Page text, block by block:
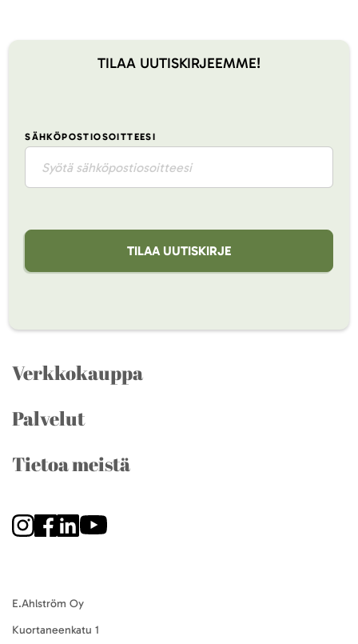
TILAA UUTISKIRJEEMME!
SÄHKÖPOSTIOSOITTEESI
TILAA UUTISKIRJE
Verkkokauppa
Palvelut
Tietoa meistä
E.Ahlström Oy
Kuortaneenkatu 1